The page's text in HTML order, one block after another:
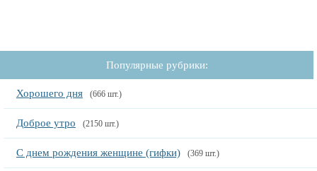
Популярные рубрики:
Хорошего дня (666 шт.)
Доброе утро (2150 шт.)
С днем рождения женщине (гифки) (369 шт.)